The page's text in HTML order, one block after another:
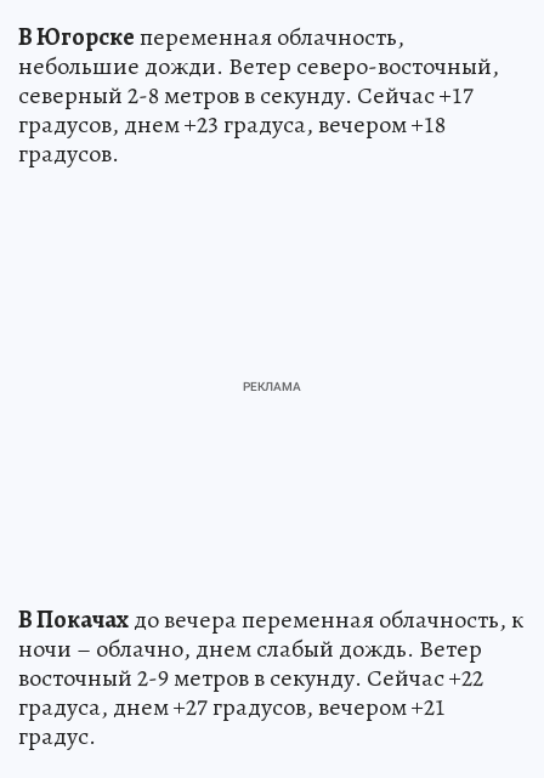
В Югорскепеременная облачность,
небольшие дожди. Ветер северо-восточный,
северный 2-8 метров в секунду. Сейчас +17
градусов, днем +23 градуса, вечером +18
градусов.
В Покачахдо вечера переменная облачность, к
ночи – облачно, днем слабый дождь. Ветер
восточный 2-9 метров в секунду. Сейчас +22
градуса, днем +27 градусов, вечером +21
градус.